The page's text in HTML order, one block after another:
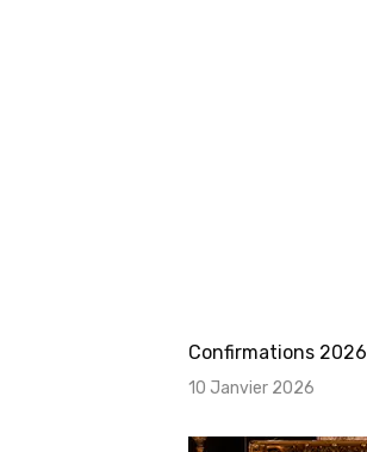
Confirmations 2026
10 Janvier 2026